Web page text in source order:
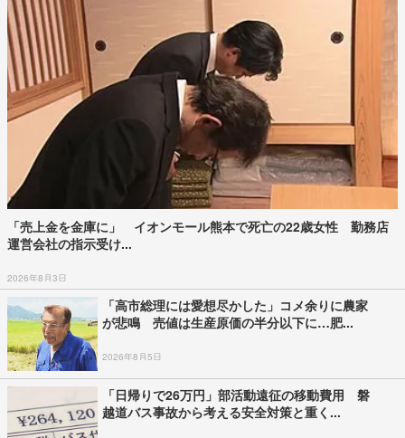
「売上金を金庫に」 イオンモール熊本で死亡の22歳女性 勤務店
運営会社の指示受け...
2026年8月3日
「高市総理には愛想尽かした」コメ余りに農家
が悲鳴 売値は生産原価の半分以下に…肥...
2026年8月5日
「日帰りで26万円」部活動遠征の移動費用 磐
越道バス事故から考える安全対策と重く...